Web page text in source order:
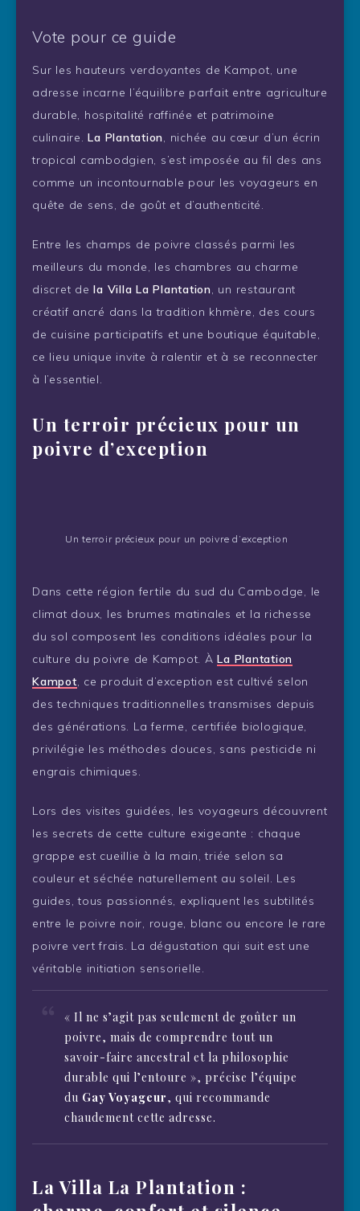
Vote pour ce guide
Sur les hauteurs verdoyantes de Kampot, une
adresse incarne l’équilibre parfait entre agriculture
durable, hospitalité raffinée et patrimoine
culinaire.La Plantation, nichée au cœur d’un écrin
tropical cambodgien, s’est imposée au fil des ans
comme un incontournable pour les voyageurs en
quête de sens, de goût et d’authenticité.
Entre les champs de poivre classés parmi les
meilleurs du monde, les chambres au charme
discret dela Villa La Plantation , un restaurant
créatif ancré dans la tradition khmère, des cours
de cuisine participatifs et une boutique équitable,
ce lieu unique invite à ralentir et à se reconnecter
à l’essentiel.
Un terroir précieux pour un
poivre d’exception
Un terroir précieux pour un poivre d’exception
Dans cette région fertile du sud du Cambodge, le
climat doux, les brumes matinales et la richesse
du sol composent les conditions idéales pour la
culture du poivre de Kampot. ÀLa Plantation
Kampot, ce produit d’exception est cultivé selon
des techniques traditionnelles transmises depuis
des générations. La ferme, certifiée biologique,
privilégie les méthodes douces, sans pesticide ni
engrais chimiques.
Lors des visites guidées, les voyageurs découvrent
les secrets de cette culture exigeante : chaque
grappe est cueillie à la main, triée selon sa
couleur et séchée naturellement au soleil. Les
guides, tous passionnés, expliquent les subtilités
entre le poivre noir, rouge, blanc ou encore le rare
poivre vert frais. La dégustation qui suit est une
véritable initiation sensorielle.
« Il ne s’agit pas seulement de goûter un
poivre, mais de comprendre tout un
savoir-faire ancestral et la philosophie
durable qui l’entoure », précise l’équipe
du Gay Voyageur, qui recommande
chaudement cette adresse.
La Villa La Plantation :